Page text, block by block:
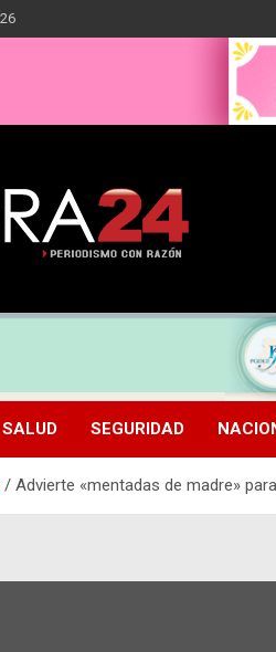
SALUD SEGURIDAD
Advierte «mentadas de madre»